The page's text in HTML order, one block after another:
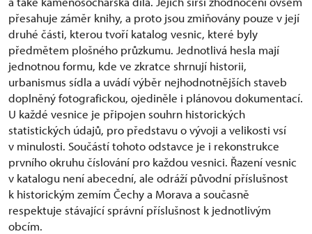
přesahuje záměr knihy, a proto jsou zmiňovány pouze v její
druhé části, kterou tvoří katalog vesnic, které byly
předmětem plošného průzkumu. Jednotlivá hesla mají
jednotnou formu, kde ve zkratce shrnují historii,
urbanismus sídla a uvádí výběr nejhodnotnějších staveb
doplněný fotografickou, ojediněle i plánovou dokumentací.
U každé vesnice je připojen souhrn historických
statistických údajů, pro představu o vývoji a velikosti vsí
v minulosti. Součástí tohoto odstavce je i rekonstrukce
prvního okruhu číslování pro každou vesnici. Řazení vesnic
v katalogu není abecední, ale odráží původní příslušnost
k historickým zemím Čechy a Morava a současně
respektuje stávající správní příslušnost k jednotlivým
obcím.